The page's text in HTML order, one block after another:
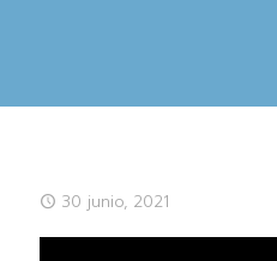
30 junio, 2021